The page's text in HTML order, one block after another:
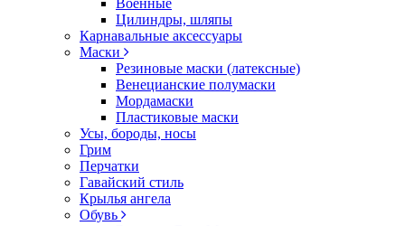
Военные
Цилиндры, шляпы
Карнавальные аксессуары
Маски
Резиновые маски (латексные)
Венецианские полумаски
Мордамаски
Пластиковые маски
Усы, бороды, носы
Грим
Перчатки
Гавайский стиль
Крылья ангела
Обувь